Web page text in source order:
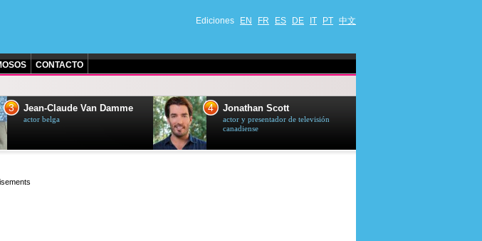
Ediciones EN FR ES DE IT PT 中文
CONTACTO
3 Jean-Claude Van Damme
actor belga
4 Jonathan Scott
actor y presentador de televisión
canadiense